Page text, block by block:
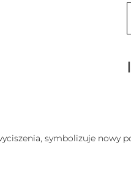
symbolizuje